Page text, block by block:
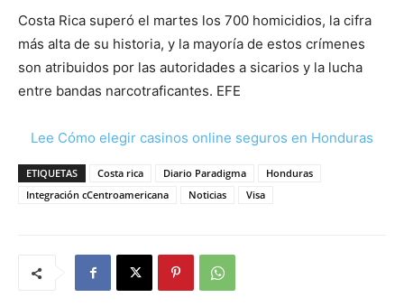
Costa Rica superó el martes los 700 homicidios, la cifra
más alta de su historia, y la mayoría de estos crímenes
son atribuidos por las autoridades a sicarios y la lucha
entre bandas narcotraficantes. EFE
Lee Cómo elegir casinos online seguros en Honduras
ETIQUETAS Costa rica Diario Paradigma
Honduras
Integración cCentroamericana
Noticias Visa